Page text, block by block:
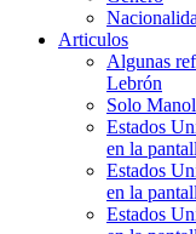
Articulos
Algunas
Lebrón
Solo
Estados
en la
Estados
en la
Estados